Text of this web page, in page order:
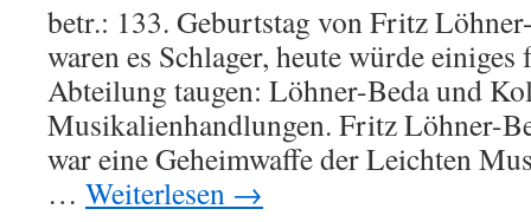
betr.: 133. Geburtstag von Fritz
waren es Schlager, heute würde
Abteilung taugen: Löhner-Beda und
Musikalienhandlungen. Fritz Löhner-
war eine Geheimwaffe der Leichten
… Weiterlesen →